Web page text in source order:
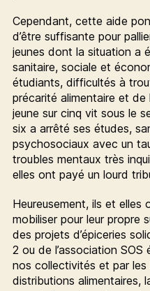
Cependant, cette aide
d’être suffisante pour
jeunes dont la situation a
sanitaire, sociale et
étudiants, difficultés à
précarité alimentaire et de
jeune sur cinq vit sous le
six a arrêté ses études,
psychosociaux avec un
troubles mentaux très
elles ont payé un lourd
Heureusement, ils et elles
mobiliser pour leur propre
des projets d’épiceries
2 ou de l’association
nos collectivités et par les
distributions alimentaires,